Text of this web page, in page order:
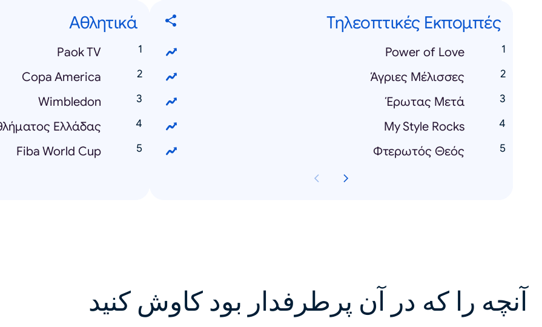
Τηλεοπτικές Εκπομπές
Power of Love
Άγριες Μέλισσες
Έρωτας Μετά
Μy Style Rocks
Φτερωτός Θεός
Αθλητικά
Paok TV
Copa America
Wimbledon
Ελλάδας
Fiba World Cup
آنچه را که در آن پرطرفدار بود کاوش کنید